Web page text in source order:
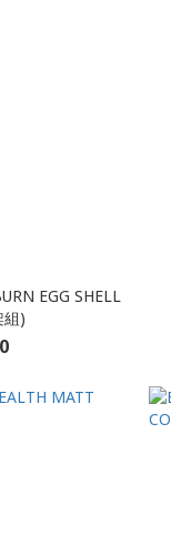
EGG SHELL
組)